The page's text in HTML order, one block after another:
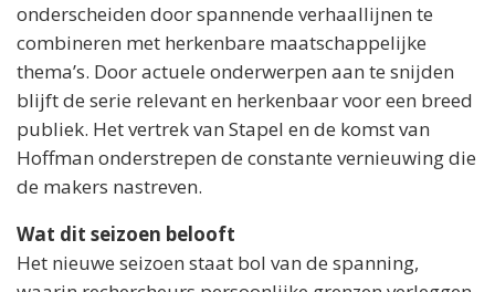
onderscheiden door spannende verhaallijnen te
combineren met herkenbare maatschappelijke
thema’s. Door actuele onderwerpen aan te snijden
blijft de serie relevant en herkenbaar voor een breed
publiek. Het vertrek van Stapel en de komst van
Hoffman onderstrepen de constante vernieuwing die
de makers nastreven.
Wat dit seizoen belooft
Het nieuwe seizoen staat bol van de spanning,